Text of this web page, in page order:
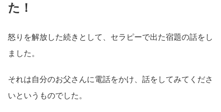
た！
怒りを解放した続きとして、セラピーで出た宿題の話をし
ました。
それは自分のお父さんに電話をかけ、話をしてみてくださ
いというものでした。